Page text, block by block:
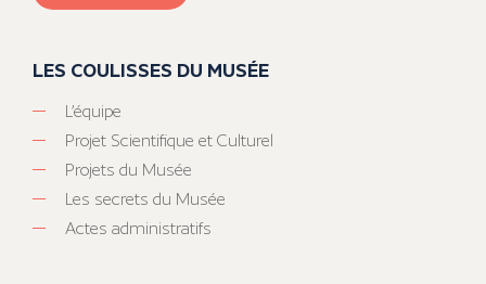
LES COULISSES DU MUSÉE
L’équipe
Projet Scientifique et Culturel
Projets du Musée
Les secrets du Musée
Actes administratifs